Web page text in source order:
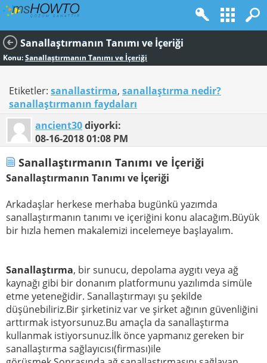
Sanallaştırmanın Tanımı ve İçeriği
Konu:Sanallaştırmanın Tanımı ve İçeriği
Etiketler: sanallastirma, sanallaştırma nedir?
sanallaştırmanın faydaları
ancient30diyorki:
08-16-201801:08 PM
Sanallaştırmanın Tanımı ve İçeriği
Sanallaştırmanın Tanımı ve İçeriği
Arkadaşlar herkese merhaba bugünkü yazımda
sanallaştırmanın tanımı ve içeriğini konu alacağım.Büyük
bir hızla hemen makalemizi incelemeye başlayalım.
Sanallaştırma, bir sunucu, depolama aygıtı veya ağ
kaynağı gibi bir donanım platformunu yazılımda simüle
etme yeteneğidir. Sanallaştırmayı şu şekilde
düşünebiliriz.Bir şirketiniz var ve şirket ağının güvenliğini
arttırmak istyorsunuz.Bu amaçla da sanallaştırma
kullanmak istiyorsunuz.İlk önce yapmanız gereken bir
sanallaştırma sağlayıcısı(firması)ile